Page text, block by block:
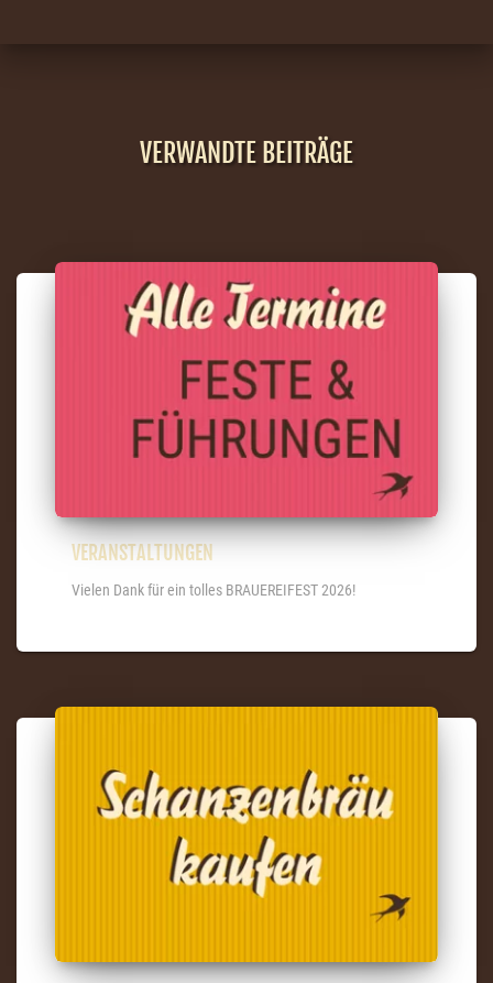
VERWANDTE BEITRÄGE
VERANSTALTUNGEN
Vielen Dank für ein tolles BRAUEREIFEST 2026!